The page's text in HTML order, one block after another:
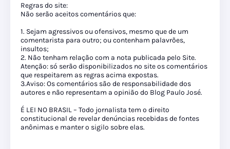
Regras do site:
Não serão aceitos comentários que:
1. Sejam agressivos ou ofensivos, mesmo que de um
comentarista para outro; ou contenham palavrões,
insultos;
2. Não tenham relação com a nota publicada pelo Site.
Atenção: só serão disponibilizados no site os comentários
que respeitarem as regras acima expostas.
3.Aviso: Os comentários são de responsabilidade dos
autores e não representam a opinião do Blog Paulo José.
É LEI NO BRASIL – Todo jornalista tem o direito
constitucional de revelar denúncias recebidas de fontes
anônimas e manter o sigilo sobre elas.